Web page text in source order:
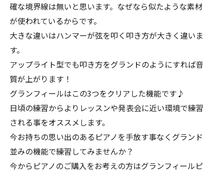
確な境界線は無いと思います。なぜなら似たような素材
が使われているからです。
大きな違いはハンマーが弦を叩く叩き方が大きく違いま
す。
アップライト型でも叩き方をグランドのようにすれば音
質が上がります！
グランフィールはこの3つをクリアした機能です♪
日頃の練習からよりレッスンや発表会に近い環境で練習
される事をオススメします。
今お持ちの思い出のあるピアノを手放す事なくグランド
並みの機能で練習してみませんか？
今からピアノのご購入をお考えの方はグランフィールピ